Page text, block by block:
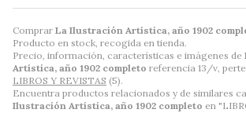
Comprar La Ilustración Artística, año 1902
Producto en stock, recogida en tienda.
Precio, información, características e imágenes de
Artística, año 1902 completo referencia 13/v,
LIBROS Y REVISTAS (5).
Encuentra productos relacionados y de similares
Ilustración Artística, año 1902 completo en